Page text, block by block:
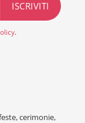
.
cerimonie,